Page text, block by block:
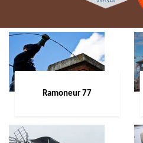
Ramoneur 77